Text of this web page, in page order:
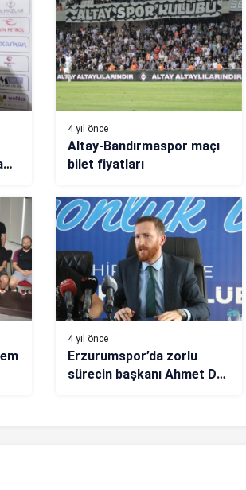
4 yıl önce
Altay-Bandırmaspor maçı
bilet fiyatları
4 yıl önce
Erzurumspor’da zorlu
sürecin başkanı Ahmet Dal